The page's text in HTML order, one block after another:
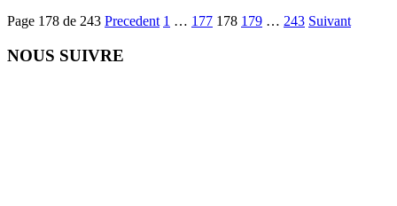
Page 178 de 243 Precedent 1 … 177 178 179 … 243 Suivant
NOUS SUIVRE